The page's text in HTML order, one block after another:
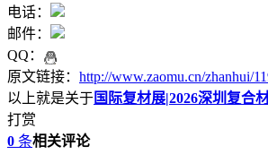
电话：
邮件：
QQ：
原文链接： http://www.zaomu.cn/zhanhui/
以上就是关于国际复材展|2026深圳复合
打赏
0 条相关评论